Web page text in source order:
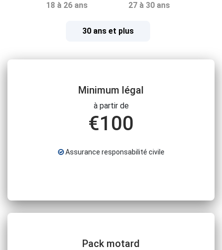
18 à 26 ans 27 à 30 ans
30 ans et plus
Minimum légal
à partir de
€100
Assurance responsabilité civile
Pack motard